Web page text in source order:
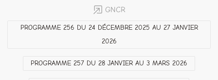
GNCR
PROGRAMME 256 DU 24 DÉCEMBRE 2025 AU 27 JANVIER
2026
PROGRAMME 257 DU 28 JANVIER AU 3 MARS 2026